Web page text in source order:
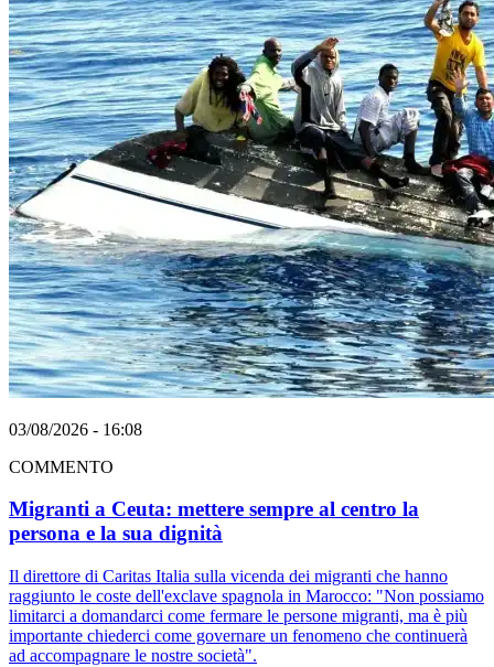
03/08/2026 - 16:08
COMMENTO
Migranti a Ceuta: mettere sempre al centro la
persona e la sua dignità
Il direttore di Caritas Italia sulla vicenda dei migranti che hanno
raggiunto le coste dell'exclave spagnola in Marocco: "Non possiamo
limitarci a domandarci come fermare le persone migranti, ma è più
importante chiederci come governare un fenomeno che continuerà
ad accompagnare le nostre società".